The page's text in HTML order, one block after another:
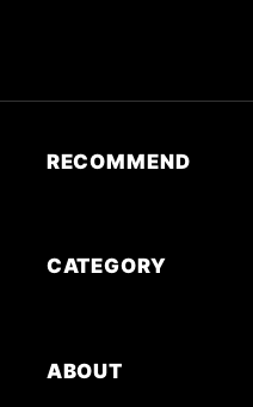
RECOMMEND
CATEGORY
ABOUT